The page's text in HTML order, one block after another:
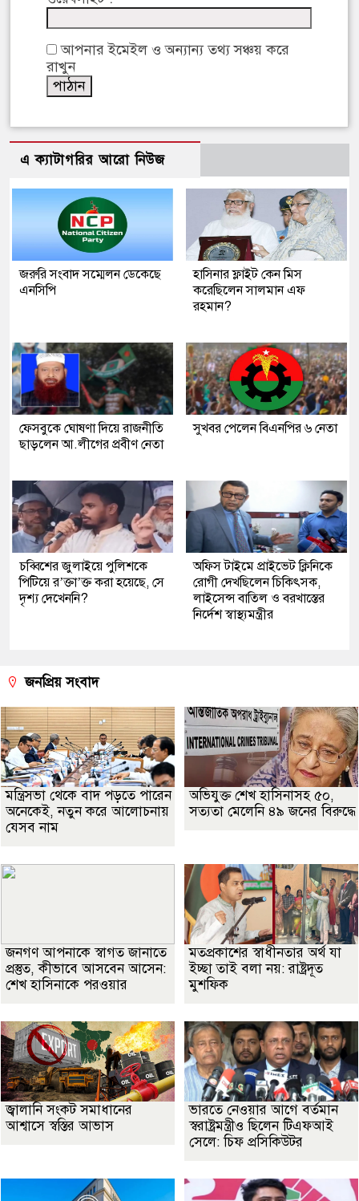
আপনার ইমেইল ও অন্যান্য তথ্য সঞ্চয় করে
রাখুন
এ ক্যাটাগরির আরো নিউজ
জরুরি সংবাদ সম্মেলন ডেকেছে
এনসিপি
হাসিনার ফ্লাইট কেন মিস
করেছিলেন সালমান এফ
রহমান?
ফেসবুকে ঘোষণা দিয়ে রাজনীতি
ছাড়লেন আ.লীগের প্রবীণ নেতা
সুখবর পেলেন বিএনপির ৬ নেতা
চব্বিশের জুলাইয়ে পুলিশকে
পিটিয়ে র’ক্তা’ক্ত করা হয়েছে, সে
দৃশ্য দেখেননি?
অফিস টাইমে প্রাইভেট ক্লিনিকে
রোগী দেখছিলেন চিকিৎসক,
লাইসেন্স বাতিল ও বরখাস্তের
নির্দেশ স্বাস্থ্যমন্ত্রীর
জনপ্রিয় সংবাদ
মন্ত্রিসভা থেকে বাদ পড়তে পারেন
অনেকেই, নতুন করে আলোচনায়
যেসব নাম
অভিযুক্ত শেখ হাসিনাসহ ৫০,
সত্যতা মেলেনি ৪৯ জনের বিরুদ্ধে
জনগণ আপনাকে স্বাগত জানাতে
প্রস্তুত, কীভাবে আসবেন আসেন:
শেখ হাসিনাকে পরওয়ার
মতপ্রকাশের স্বাধীনতার অর্থ যা
ইচ্ছা তাই বলা নয়: রাষ্ট্রদূত
মুশফিক
জ্বালানি সংকট সমাধানের
আশ্বাসে স্বস্তির আভাস
ভারতে নেওয়ার আগে বর্তমান
স্বরাষ্ট্রমন্ত্রীও ছিলেন টিএফআই
সেলে: চিফ প্রসিকিউটর